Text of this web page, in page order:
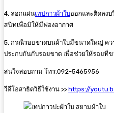
4. ลอกแผ่นเทปกาวผ้าใบออกและติดลง
สนิทเพื่อมิให้มีฟองอากาศ
5. กรณีรอยขาดบนผ้าใบมีขนาดใหญ่ คว
ประกบกันกับรอยขาด เพื่อช่วยให้รอย
สนใจสอบถาม โทร.092-5465956
วีดีโอสาธิตวิธีใช้งาน >> https://